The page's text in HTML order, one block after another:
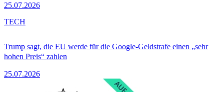
25.07.2026
Trump sagt, die EU werde für die Google-Geldstrafe einen „sehr
hohen Preis“ zahlen
25.07.2026
TECH